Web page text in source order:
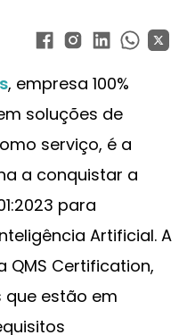
, empresa 100%
soluções de
serviço, é a
a conquistar a
para
Artificial. A
Certification,
que estão em